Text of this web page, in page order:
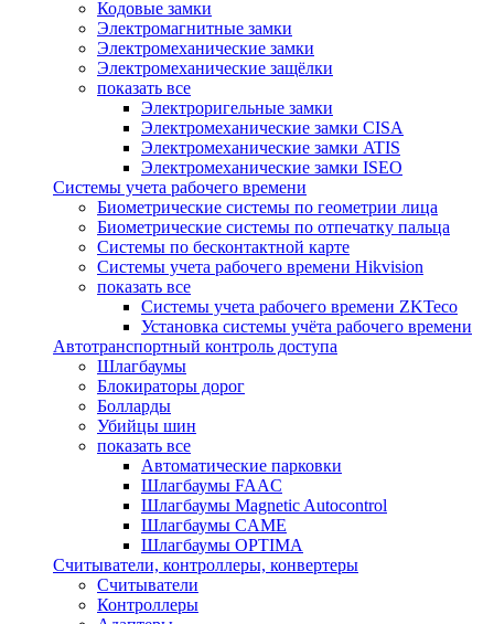
Кодовые замки
Электромагнитные замки
Электромеханические замки
Электромеханические защёлки
показать все
Электроригельные замки
Электромеханические замки CISA
Электромеханические замки ATIS
Электромеханические замки ISEO
Системы учета рабочего времени
Биометрические системы по геометрии лица
Биометрические системы по отпечатку пальца
Системы по бесконтактной карте
Системы учета рабочего времени Hikvision
показать все
Системы учета рабочего времени ZKTeco
Установка системы учёта рабочего времени
Автотранспортный контроль доступа
Шлагбаумы
Блокираторы дорог
Болларды
Убийцы шин
показать все
Автоматические парковки
Шлагбаумы FAAC
Шлагбаумы Magnetic Autocontrol
Шлагбаумы CAME
Шлагбаумы OPTIMA
Считыватели, контроллеры, конвертеры
Считыватели
Контроллеры